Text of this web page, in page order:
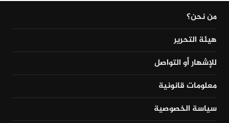
من نحن؟
هيئة التحرير
للإشهار أو التواصل
معلومات قانونية
سياسة الخصوصية